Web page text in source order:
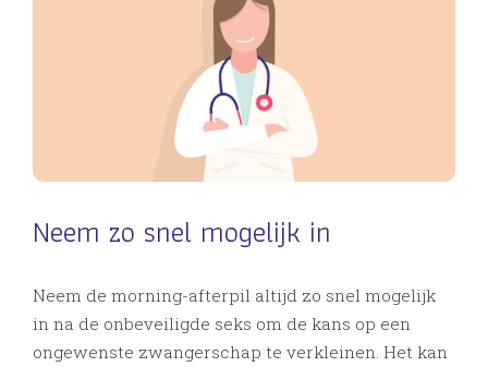
Neem zo snel mogelijk in
Neem de morning-afterpil altijd zo snel mogelijk
in na de onbeveiligde seks om de kans op een
ongewenste zwangerschap te verkleinen. Het kan